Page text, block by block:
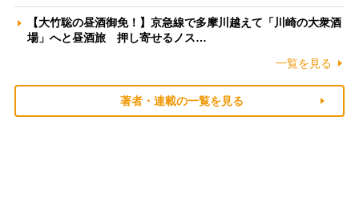
【大竹聡の昼酒御免！】京急線で多摩川越えて「川崎の大衆酒
場」へと昼酒旅 押し寄せるノス…
一覧を見る
著者・連載の一覧を見る